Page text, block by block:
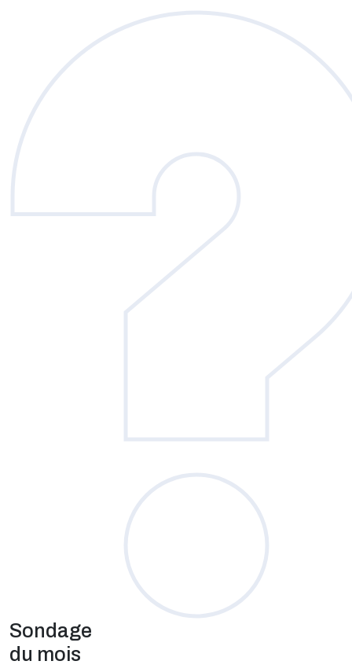
Sondage
du mois